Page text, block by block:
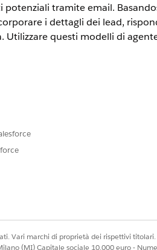
tramite email.
i dettagli dei lead,
questi modelli di
e pianificare incontri con il team
dei dati.
di vendita in corso di
agli agenti di determinare
e risorse. Concentrandosi sulle
24 ore su 24, 7 giorni su 7 tramite
Vari marchi di proprietà dei rispettivi titolari.
(MI) Capitale sociale 10.000 euro -